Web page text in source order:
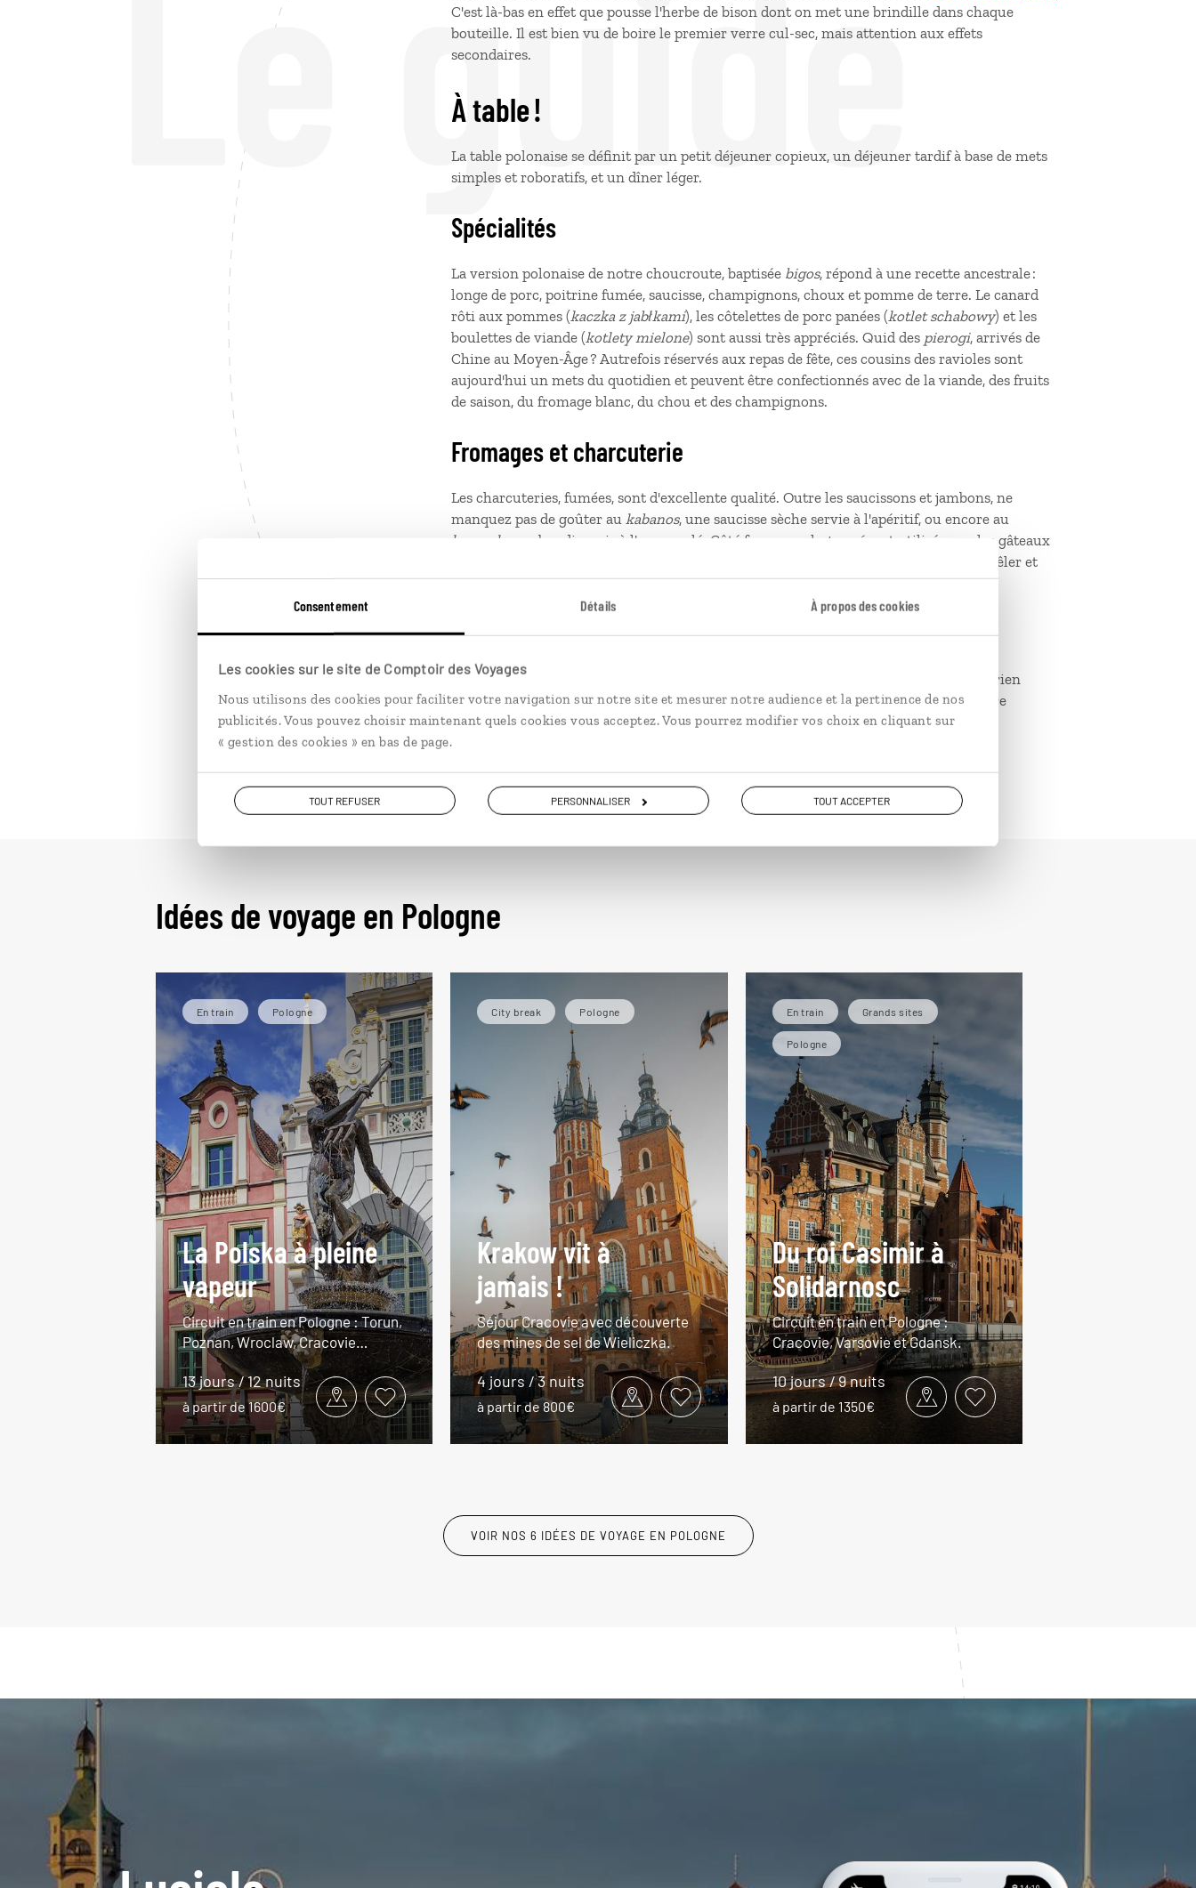
Consentement Détails À propos des cookies
Les cookies sur le site de Comptoir des Voyages
Nous utilisons des cookies pour faciliter votre navigation sur notre site et mesurer notre audience et la pertinence de nos
publicités. Vous pouvez choisir maintenant quels cookies vous acceptez. Vous pourrez modifier vos choix en cliquant sur
« gestion des cookies » en bas de page.
TOUT REFUSER PERSONNALISER TOUT ACCEPTER
C'est là-bas en effet que pousse l'herbe de bison dont on met une brindille dans chaque
bouteille. Il est bien vu de boire le premier verre cul-sec, mais attention aux effets
secondaires.
À table !
La table polonaise se définit par un petit déjeuner copieux, un déjeuner tardif à base de mets
simples et roboratifs, et un dîner léger.
Spécialités
La version polonaise de notre choucroute, baptisée bigos, répond à une recette ancestrale :
longe de porc, poitrine fumée, saucisse, champignons, choux et pomme de terre. Le canard
rôti aux pommes (kaczka z jabłkami), les côtelettes de porc panées (kotlet schabowy) et les
boulettes de viande (kotlety mielone) sont aussi très appréciés. Quid des pierogi, arrivés de
Chine au Moyen-Âge ? Autrefois réservés aux repas de fête, ces cousins des ravioles sont
aujourd'hui un mets du quotidien et peuvent être confectionnés avec de la viande, des fruits
de saison, du fromage blanc, du chou et des champignons.
Fromages et charcuterie
Les charcuteries, fumées, sont d'excellente qualité. Outre les saucissons et jambons, ne
manquez pas de goûter au kabanos, une saucisse sèche servie à l'apéritif, ou encore au
kaszanka
, un boudin noir à l'orge perlé. Côté fromages, le twaróg
est utilisé pour les gâteaux
, un fromage de brebis fumé que l'on peut poêler et
servir avec de la confiture.
Desserts
Laissez-vous tenter par la régressive
, un délicieuse brioche roulée. Sinon, l'aérien
sernik, un gâteau au fromage blanc et le gourmandmurzynek au chocolat font figure
d'incontournables.
Idées de voyage en Pologne
En train Pologne
La Polska à pleine
vapeur
Circuit en train en Pologne : Torun,
Poznan, Wroclaw, Cracovie…
13 jours / 12 nuits
à partir de 1600€
City break Pologne
Krakow vit à
jamais !
Séjour Cracovie avec découverte
des mines de sel de Wieliczka.
4 jours / 3 nuits
à partir de 800€
En train Grands sites
Pologne
Du roi Casimir à
Solidarnosc
Circuit en train en Pologne :
Cracovie, Varsovie et Gdansk.
10 jours / 9 nuits
à partir de 1350€
VOIR NOS 6 IDÉES DE VOYAGE EN POLOGNE